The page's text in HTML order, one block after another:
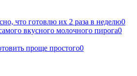
что готовлю их 2 раза в неделю0
вкусного молочного пирога0
проще простого0